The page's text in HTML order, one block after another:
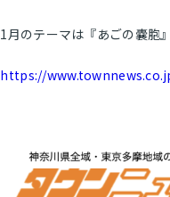
1月のテーマは『あごの嚢胞』
https://